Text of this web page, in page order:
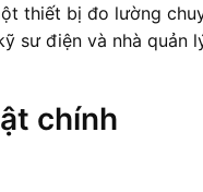
thiết bị đo lường
sư điện và nhà
chính